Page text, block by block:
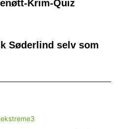
Krim-Quiz
Søderlind selv som